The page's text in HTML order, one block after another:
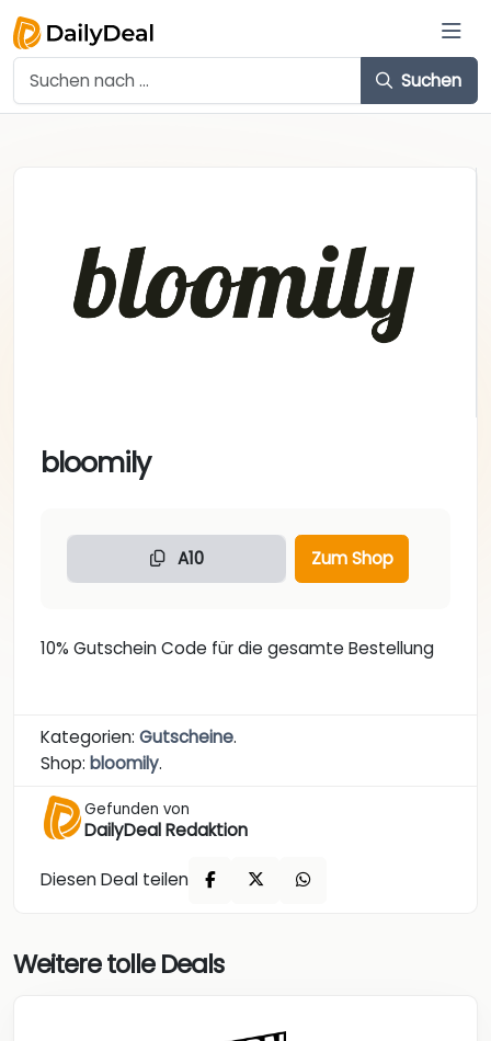
Suchen
bloomily
A10 Zum Shop
10% Gutschein Code für die gesamte Bestellung
Kategorien: Gutscheine.
Shop: bloomily.
Gefunden von
DailyDeal Redaktion
Diesen Deal teilen
Weitere tolle Deals